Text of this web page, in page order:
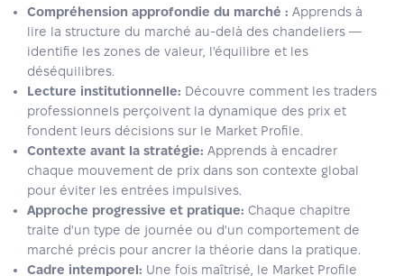
Compréhension approfondie du marché : Apprends à
lire la structure du marché au‑delà des chandeliers —
identifie les zones de valeur, l'équilibre et les
déséquilibres.
Lecture institutionnelle: Découvre comment les traders
professionnels perçoivent la dynamique des prix et
fondent leurs décisions sur le Market Profile.
Contexte avant la stratégie: Apprends à encadrer
chaque mouvement de prix dans son contexte global
pour éviter les entrées impulsives.
Approche progressive et pratique: Chaque chapitre
traite d'un type de journée ou d'un comportement de
marché précis pour ancrer la théorie dans la pratique.
Cadre intemporel: Une fois maîtrisé, le Market Profile